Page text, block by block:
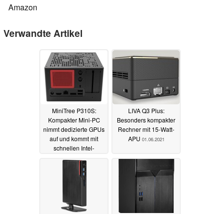
Amazon
Verwandte Artikel
MiniTree P310S:
Kompakter Mini-PC
nimmt dedizierte GPUs
auf und kommt mit
schnellen Intel-
LIVA Q3 Plus:
Besonders kompakter
Rechner mit 15-Watt-
APU 01.06.2021